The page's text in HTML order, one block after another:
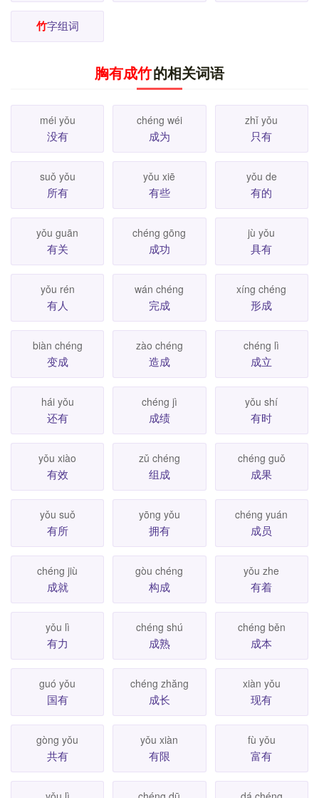
竹字组词
胸有成竹的相关词语
méi yǒu
没有
chéng wéi
成为
zhǐ yǒu
只有
suǒ yǒu
所有
yǒu xiē
有些
yǒu de
有的
yǒu guān
有关
chéng gōng
成功
jù yǒu
具有
yǒu rén
有人
wán chéng
完成
xíng chéng
形成
biàn chéng
变成
zào chéng
造成
chéng lì
成立
hái yǒu
还有
chéng jì
成绩
yǒu shí
有时
yǒu xiào
有效
zǔ chéng
组成
chéng guǒ
成果
yǒu suǒ
有所
yōng yǒu
拥有
chéng yuán
成员
chéng jiù
成就
gòu chéng
构成
yǒu zhe
有着
yǒu lì
有力
chéng shú
成熟
chéng běn
成本
guó yǒu
国有
chéng zhăng
成长
xiàn yǒu
现有
gòng yǒu
共有
yǒu xiàn
有限
fù yǒu
富有